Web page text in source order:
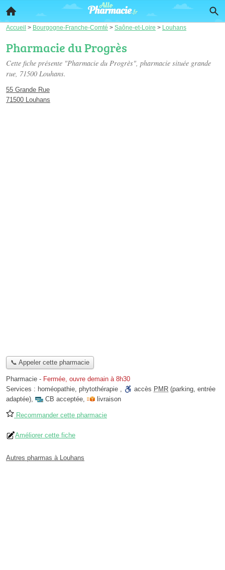
Accueil > Bourgogne-Franche-Comté > Saône-et-Loire > Louhans
Pharmacie du Progrès
Cette fiche présente "Pharmacie du Progrès", pharmacie située grande
rue, 71500 Louhans.
55 Grande Rue
71500 Louhans
📞 Appeler cette pharmacie
Pharmacie - Fermée, ouvre demain à 8h30
Services : homéopathie, phytothérapie , accès PMR (parking, entrée
adaptée), CB acceptée, livraison
Recommander cette pharmacie
Améliorer cette fiche
Autres pharmas à Louhans